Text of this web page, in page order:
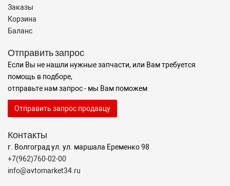
Заказы
Корзина
Баланс
Отправить запрос
Если Вы не нашли нужные запчасти, или Вам требуется
помощь в подборе,
отправьте нам запрос - мы Вам поможем
Отправить запрос продавцу
Контакты
г. Волгоград ул. ул. маршала Еременко 98
+7(962)760-02-00
info@avtomarket34.ru